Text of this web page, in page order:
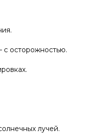
с осторожностью.
лучей.